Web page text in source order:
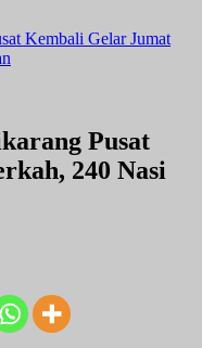
Kembali Gelar Jumat
Pusat
240 Nasi